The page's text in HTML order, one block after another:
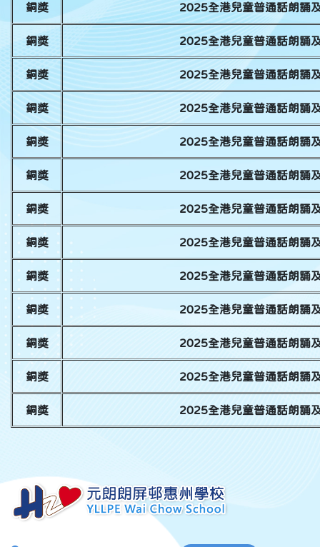
銅獎 2025全港兒童普通話朗誦
銅獎 2025全港兒童普通話朗誦
銅獎 2025全港兒童普通話朗誦
銅獎 2025全港兒童普通話朗誦
銅獎 2025全港兒童普通話朗誦
銅獎 2025全港兒童普通話朗誦
銅獎 2025全港兒童普通話朗誦
銅獎 2025全港兒童普通話朗誦
銅獎 2025全港兒童普通話朗誦
銅獎 2025全港兒童普通話朗誦
銅獎 2025全港兒童普通話朗誦
銅獎 2025全港兒童普通話朗誦
銅獎 2025全港兒童普通話朗誦